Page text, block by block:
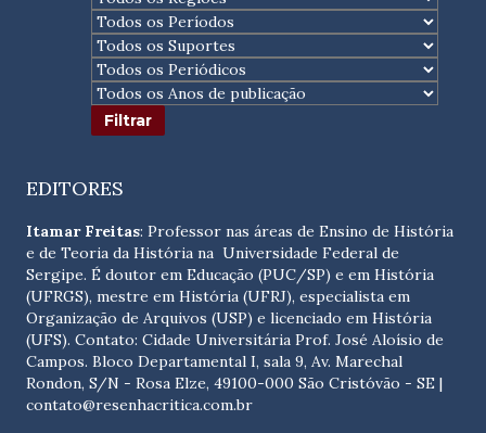
EDITORES
Itamar Freitas: Professor nas áreas de Ensino de História
e de Teoria da História na Universidade Federal de
Sergipe. É doutor em Educação (PUC/SP) e em História
(UFRGS), mestre em História (UFRJ), especialista em
Organização de Arquivos (USP) e licenciado em História
(UFS). Contato: Cidade Universitária Prof. José Aloísio de
Campos. Bloco Departamental I, sala 9, Av. Marechal
Rondon, S/N - Rosa Elze, 49100-000 São Cristóvão - SE |
contato@resenhacritica.com.br